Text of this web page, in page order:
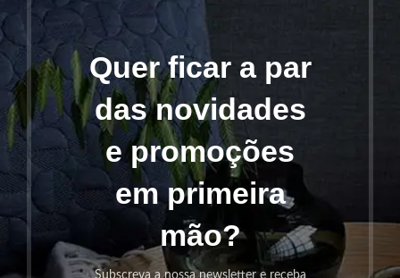
Quer ficar a par
das novidades
e promoções
em primeira
mão?
Subscreva a nossa newsletter e receba